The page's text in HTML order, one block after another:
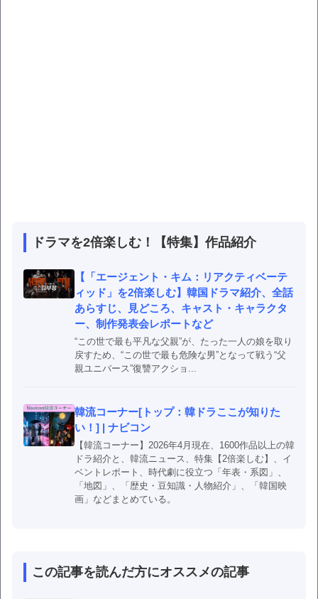
ドラマを2倍楽しむ！【特集】作品紹介
【「エージェント・キム：リアクティベーテ
ィッド」を2倍楽しむ】韓国ドラマ紹介、全話
あらすじ、見どころ、キャスト・キャラクタ
ー、制作発表会レポートなど
“この世で最も平凡な父親”が、たった一人の娘を取り
戻すため、“この世で最も危険な男”となって戦う“父
親ユニバース”復讐アクショ...
韓流コーナー[トップ：韓ドラここが知りた
い！] | ナビコン
【韓流コーナー】2026年4月現在、1600作品以上の韓
ドラ紹介と、韓流ニュース、特集【2倍楽しむ】、イ
ベントレポート、時代劇に役立つ「年表・系図」、
「地図」、「歴史・豆知識・人物紹介」、「韓国映
画」などまとめている。
この記事を読んだ方にオススメの記事